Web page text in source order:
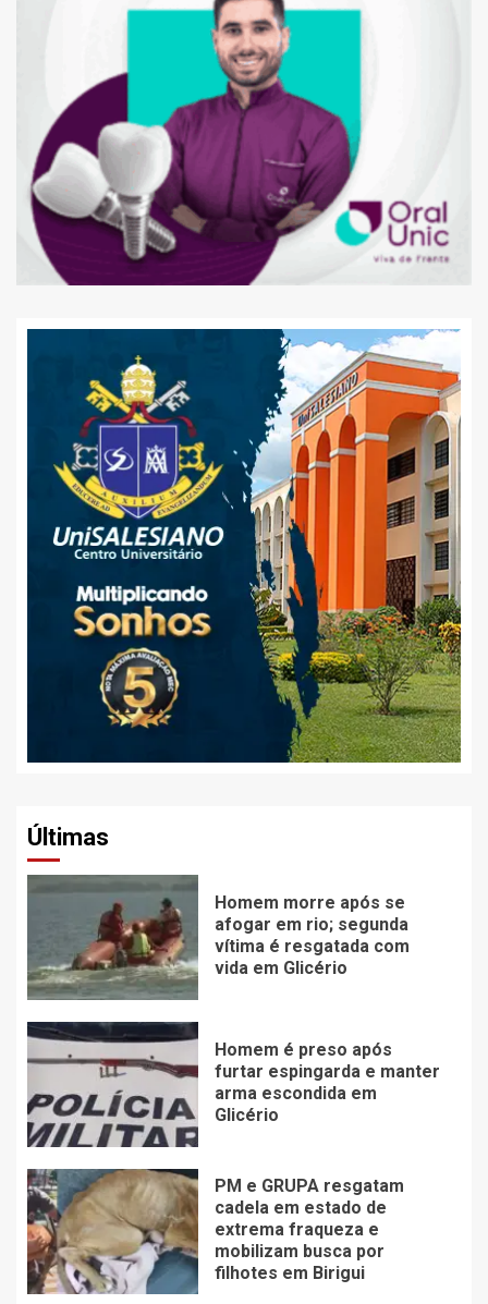
Últimas
Homem morre após se
afogar em rio; segunda
vítima é resgatada com
vida em Glicério
Homem é preso após
furtar espingarda e manter
arma escondida em
Glicério
PM e GRUPA resgatam
cadela em estado de
extrema fraqueza e
mobilizam busca por
filhotes em Birigui